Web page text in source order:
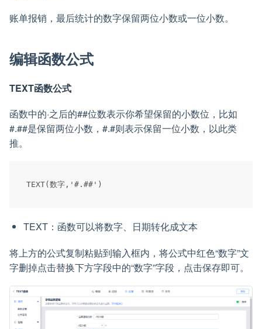
账单报销，最后统计的数字保留两位小数或一位小数。
编辑函数公式
TEXT函数公式
函数中的·之后的##位数表示你希望保留的小数位，比如
#.##是保留两位小数，#.#则表示保留一位小数，以此类
推。
TEXT：函数可以将数字、日期转化成文本
将上方的公式复制粘贴到输入框内，将公式中红色“数字”文
字删掉点击替换下方字段中的“数字”字段，点击保存即可。